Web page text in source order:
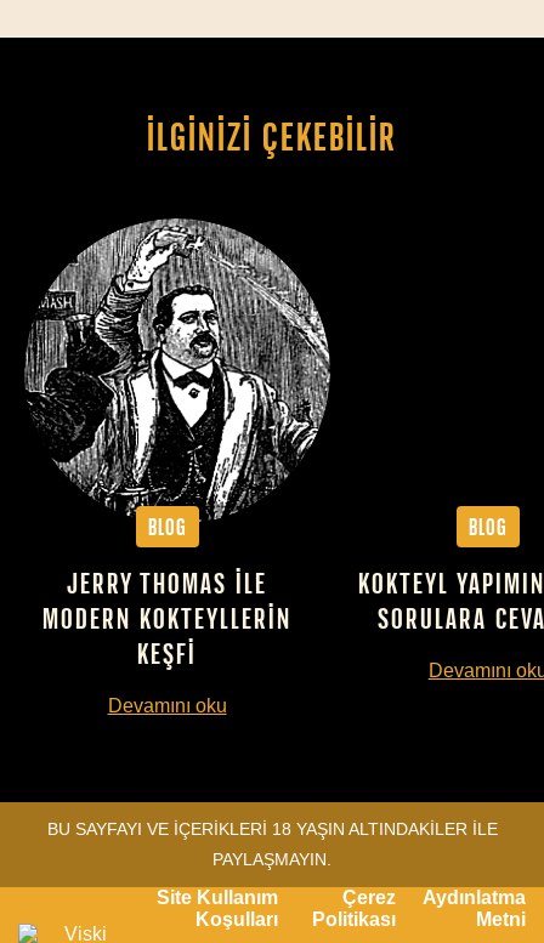
İLGINIZI ÇEKEBILIR
Blog
JERRY THOMAS ILE
MODERN KOKTEYLLERIN
KEŞFI
Devamını oku
Blog
KOKTEYL
SORULARA
Devamını
BU SAYFAYI VE İÇERİKLERİ 18 YAŞIN ALTINDAKİLER İLE
PAYLAŞMAYIN.
Site Kullanım
Koşulları
Çerez
Politikası
Aydınlatma
Metni